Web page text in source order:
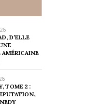
D’ELLE
TOME 2 :